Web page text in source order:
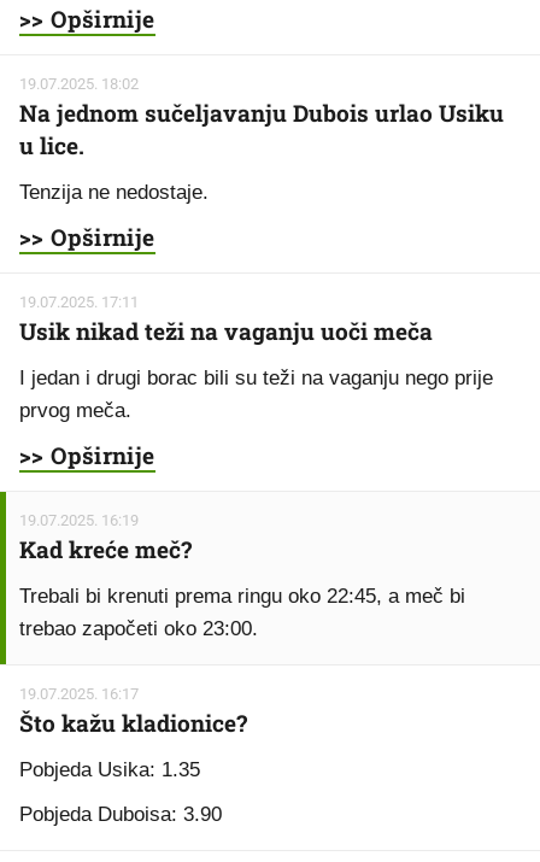
>> Opširnije
19.07.2025. 18:02
Na jednom sučeljavanju Dubois urlao Usiku
u lice.
Tenzija ne nedostaje.
>> Opširnije
19.07.2025. 17:11
Usik nikad teži na vaganju uoči meča
I jedan i drugi borac bili su teži na vaganju nego prije
prvog meča.
>> Opširnije
19.07.2025. 16:19
Kad kreće meč?
Trebali bi krenuti prema ringu oko 22:45, a meč bi
trebao započeti oko 23:00.
19.07.2025. 16:17
Što kažu kladionice?
Pobjeda Usika: 1.35
Pobjeda Duboisa: 3.90